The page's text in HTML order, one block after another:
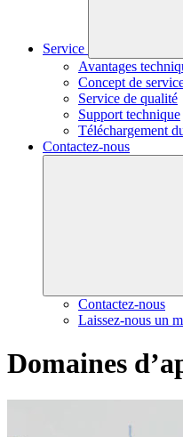
Service
Avantages
Concept de
Service de qualité
Support technique
Téléchargement
Contactez-nous
Contactez-nous
Laissez-nous un
Domaines